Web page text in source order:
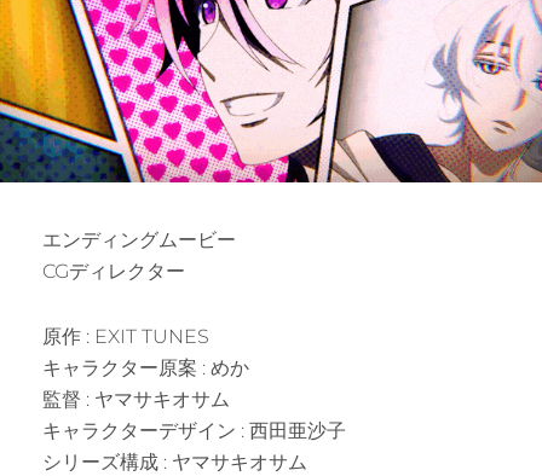
エンディングムービー
CGディレクター
原作 : EXIT TUNES
キャラクター原案 : めか
監督 : ヤマサキオサム
キャラクターデザイン : 西田亜沙子
シリーズ構成 : ヤマサキオサム